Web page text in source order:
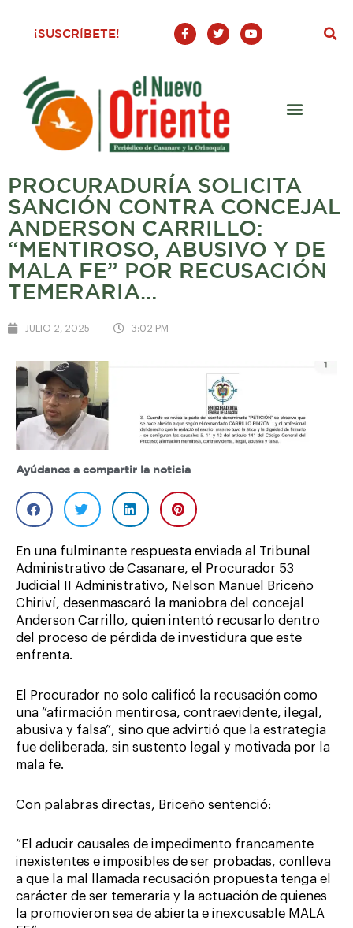
¡SUSCRÍBETE!
F
a
c
o
o
-
T
w
i
Y
o
u
PROCURADURÍA SOLICITA
SANCIÓN CONTRA CONCEJAL
ANDERSON CARRILLO:
“MENTIROSO, ABUSIVO Y DE
MALA FE” POR RECUSACIÓN
TEMERARIA…
JULIO 2, 2025 3:02 PM
Ayúdanos a compartir la noticia
En una fulminante respuesta enviada al Tribunal
Administrativo de Casanare, el Procurador 53
Judicial II Administrativo, Nelson Manuel Briceño
Chiriví, desenmascaró la maniobra del concejal
Anderson Carrillo, quien intentó recusarlo dentro
del proceso de pérdida de investidura que este
enfrenta.
El Procurador no solo calificó la recusación como
una “afirmación mentirosa, contraevidente, ilegal,
abusiva y falsa”, sino que advirtió que la estrategia
fue deliberada, sin sustento legal y motivada por la
mala fe.
Con palabras directas, Briceño sentenció:
“El aducir causales de impedimento francamente
inexistentes e imposibles de ser probadas, conlleva
a que la mal llamada recusación propuesta tenga el
carácter de ser temeraria y la actuación de quienes
la promovieron sea de abierta e inexcusable MALA